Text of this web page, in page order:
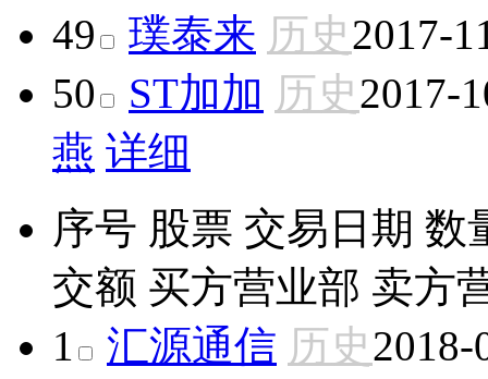
49
璞泰来 历史2017-
50
ST加加 历史2017-
燕 详细
序号 股票 交易日期 数
交额 买方营业部 卖方
1
汇源通信 历史2018-